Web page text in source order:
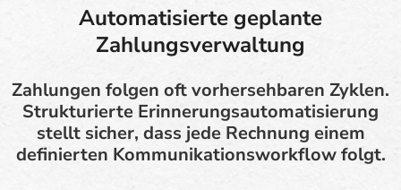
Automatisierte geplante
Zahlungsverwaltung
Zahlungen folgen oft vorhersehbaren Zyklen.
Strukturierte Erinnerungsautomatisierung
stellt sicher, dass jede Rechnung einem
definierten Kommunikationsworkflow folgt.